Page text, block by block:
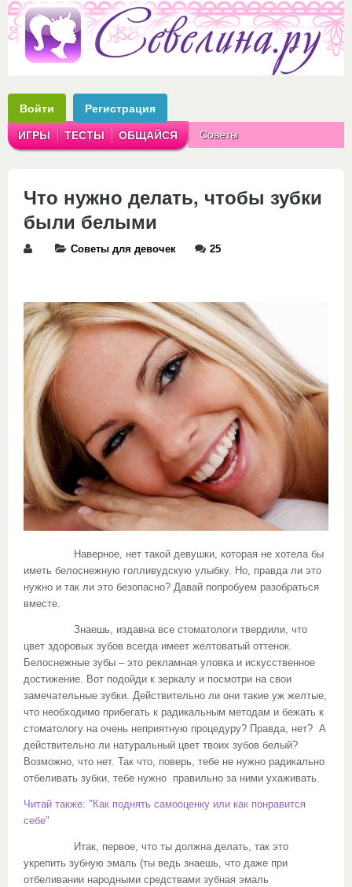
Войти Регистрация
ИГРЫ ТЕСТЫ ОБЩАЙСЯ Советы
Что нужно делать, чтобы зубки
были белыми
Советы для девочек 25
Наверное, нет такой девушки, которая не хотела бы
иметь белоснежную голливудскую улыбку. Но, правда ли это
нужно и так ли это безопасно? Давай попробуем разобраться
вместе.
Знаешь, издавна все стоматологи твердили, что
цвет здоровых зубов всегда имеет желтоватый оттенок.
Белоснежные зубы – это рекламная уловка и искусственное
достижение. Вот подойди к зеркалу и посмотри на свои
замечательные зубки. Действительно ли они такие уж желтые,
что необходимо прибегать к радикальным методам и бежать к
стоматологу на очень неприятную процедуру? Правда, нет? А
действительно ли натуральный цвет твоих зубов белый?
Возможно, что нет. Так что, поверь, тебе не нужно радикально
отбеливать зубки, тебе нужно правильно за ними ухаживать.
Читай также: "Как поднять самооценку или как понравится
себе"
Итак, первое, что ты должна делать, так это
укрепить зубную эмаль (ты ведь знаешь, что даже при
отбеливании народными средствами зубная эмаль